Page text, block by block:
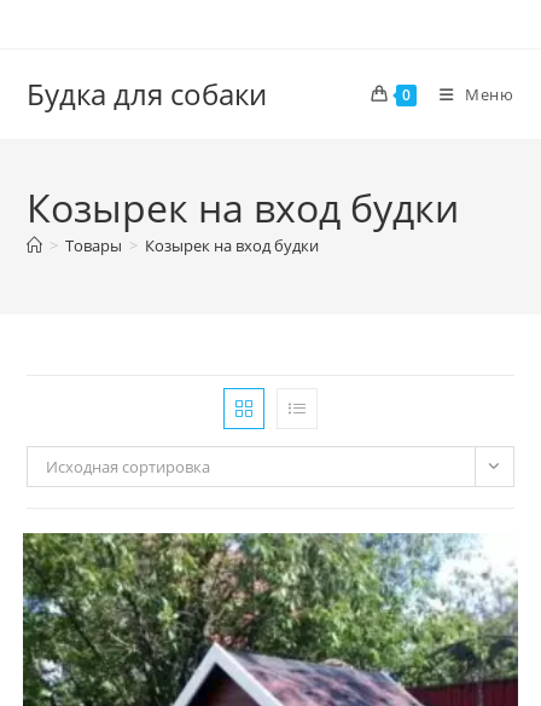
Будка для собаки 0 Меню
Козырек на вход будки
> Товары > Козырек на вход будки
Исходная сортировка